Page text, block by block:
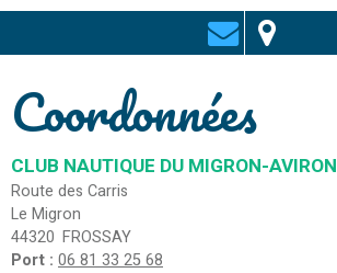
Coordonnées
CLUB NAUTIQUE DU MIGRON-AVIRON
Route des Carris
Le Migron
44320 FROSSAY
Port : 06 81 33 25 68